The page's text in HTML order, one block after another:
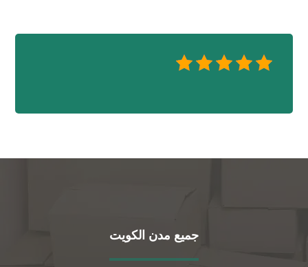
جميع مدن الكويت